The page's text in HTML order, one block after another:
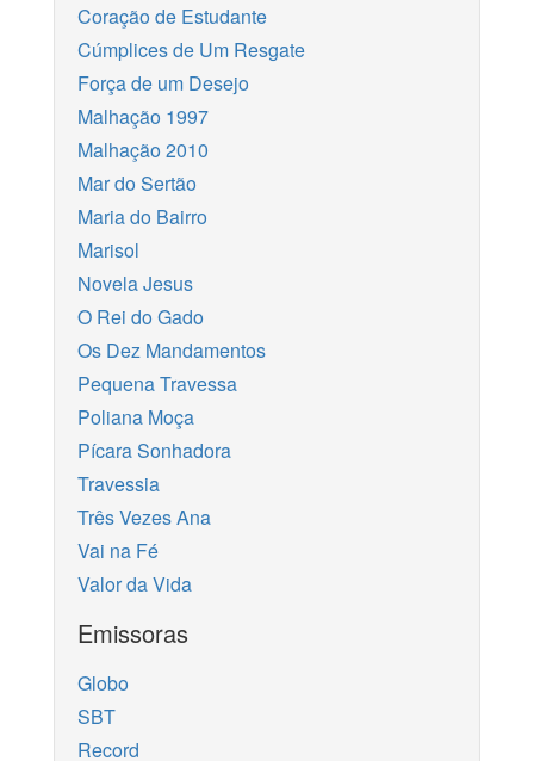
Coração de Estudante
Cúmplices de Um Resgate
Força de um Desejo
Malhação 1997
Malhação 2010
Mar do Sertão
Maria do Bairro
Marisol
Novela Jesus
O Rei do Gado
Os Dez Mandamentos
Pequena Travessa
Poliana Moça
Pícara Sonhadora
Travessia
Três Vezes Ana
Vai na Fé
Valor da Vida
Emissoras
Globo
SBT
Record